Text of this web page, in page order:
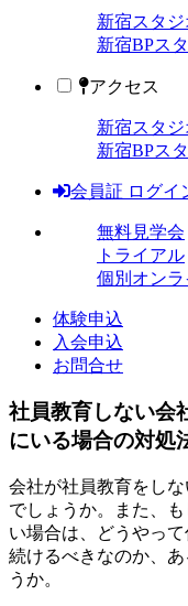
新宿スタジ
新宿BPス
アクセス
新宿スタジ
新宿BPス
会員証 ログイ
無料見学会
トライアル
個別オン
体験申込
入会申込
お問合せ
社員教育しない会
にいる場合の対処
会社が社員教育をし
でしょうか。また、
い場合は、どうやっ
続けるべきなのか、
うか。